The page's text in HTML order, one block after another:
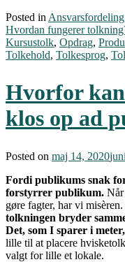
Posted in Ansvarsfordeling
Hvordan fungerer
Kursustolk, Opdrag,
Tolkehold, Tolkesprog,
Hvorfor
klos op ad
Posted on maj 14, 2020
Fordi publikums snak
forstyrrer publikum.
gøre fagter, har vi
tolkningen bryder
Det, som I sparer i
lille til at placere
valgt for lille et lokale.